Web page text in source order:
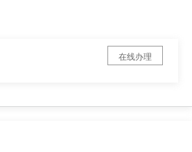
在线办理